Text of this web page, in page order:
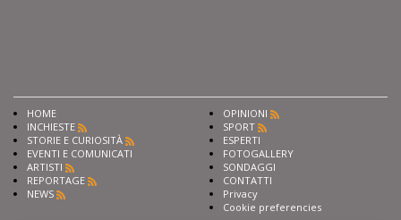
HOME
INCHIESTE
STORIE E CURIOSITÀ
EVENTI E COMUNICATI
ARTISTI
REPORTAGE
NEWS
OPINIONI
SPORT
ESPERTI
FOTOGALLERY
SONDAGGI
CONTATTI
Privacy
Cookie preferencies